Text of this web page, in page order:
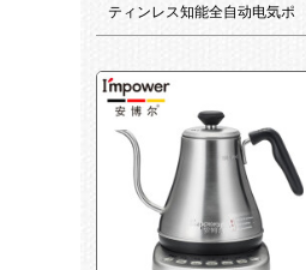
ティンレス知能全自动电気ポ
ライトF 90 1 L电气ポライト黒